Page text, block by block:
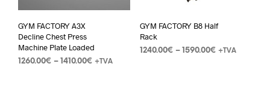
GYM FACTORY A3X
Decline Chest Press
Machine Plate Loaded
1260.00€ – 1410.00€ +TVA
GYM FACTORY B8 Half
Rack
1240.00€ – 1590.00€ +TVA